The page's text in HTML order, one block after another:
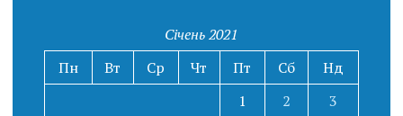
Січень 2021
Пн
Вт Ср Чт Пт Сб
Нд
1
2
3